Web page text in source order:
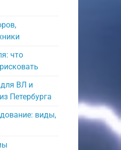
что
ВЛ и
Петербурга
виды,